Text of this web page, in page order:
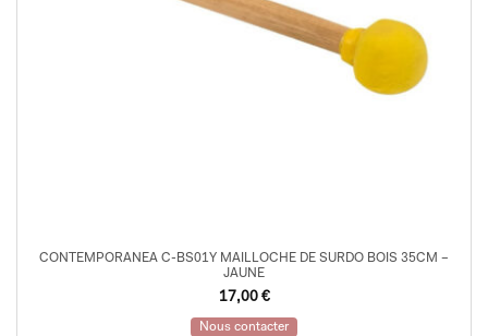
CONTEMPORANEA C-BS01Y MAILLOCHE DE SURDO BOIS 35CM –
JAUNE
17,00 €
Nous contacter